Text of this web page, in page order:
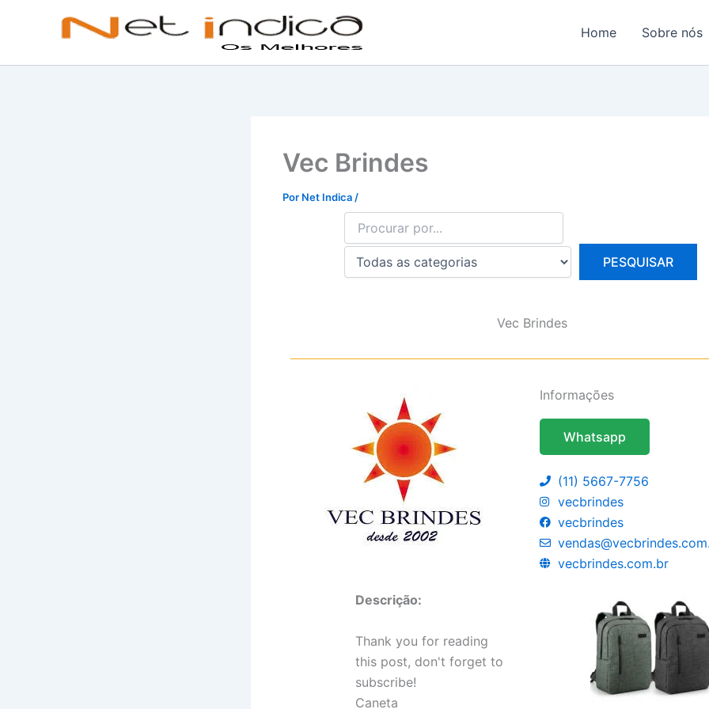
Home Sobre nós
Vec Brindes
Por Net Indica /
Vec Brindes
Informações
Whatsapp
(11) 5667-7756
vecbrindes
vecbrindes
vecbrindes.com.br
Descrição:
Thank you for reading
this post, don't forget to
subscribe!
Caneta